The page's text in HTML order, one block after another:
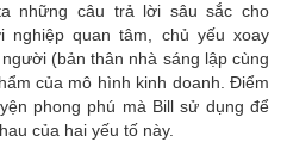
những câu trả lời sâu sắc cho
nghiệp quan tâm, chủ yếu xoay
(bản thân nhà sáng lập cùng
của mô hình kinh doanh. Điểm
phong phú mà Bill sử dụng để
của hai yếu tố này.